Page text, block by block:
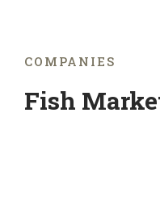
COMPANIES
Fish